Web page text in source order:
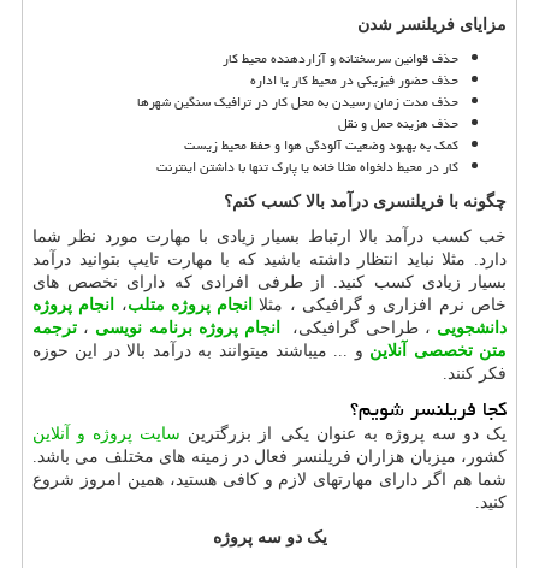
مزایای فریلنسر شدن
حذف قوانین سرسختانه و آزاردهنده محیط کار
حذف حضور فیزیکی در محیط کار یا اداره
حذف مدت زمان رسیدن به محل کار در ترافیک سنگین شهرها
حذف هزینه حمل و نقل
کمک به بهبود وضعیت آلودگی هوا و حفظ محیط زیست
کار در محیط دلخواه مثلا خانه یا پارک تنها با داشتن اینترنت
چگونه با فریلنسری درآمد بالا کسب کنم؟
خب کسب درآمد بالا ارتباط بسیار زیادی با مهارت مورد نظر شما
دارد. مثلا نباید انتظار داشته باشید که با مهارت تایپ بتوانید درآمد
بسیار زیادی کسب کنید. از طرفی افرادی که دارای نخصص های
خاص نرم افزاری و گرافیکی ، مثلا انجام پروژه متلب،
انجام پروژه
دانشجویی ، طراحی گرافیکی، انجام پروژه برنامه نویسی ، ترجمه
متن تخصصی آنلاین و ... میباشند میتوانند به درآمد بالا در این حوزه
فکر کنند
کجا فریلنسر شویم؟
یک دو سه پروژه به عنوان یکی از بزرگترین سایت پروژه و آنلاین
کشور، میزبان هزاران فریلنسر فعال در زمینه های مختلف می باشد.
شما هم اگر دارای مهارتهای لازم و کافی هستید، همین امروز شروع
کنید.
یک دو سه پروژه